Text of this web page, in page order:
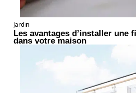
Jardin
Les avantages d’installer une
dans votre maison